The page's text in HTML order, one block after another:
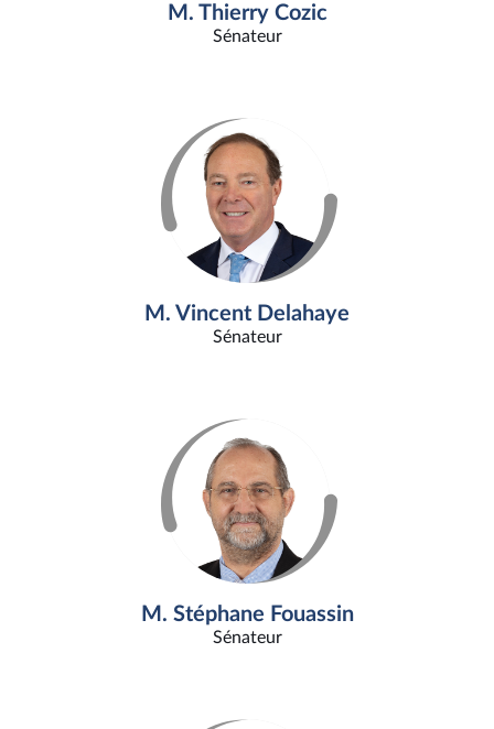
M. Thierry Cozic
Sénateur
M. Vincent Delahaye
Sénateur
M. Stéphane Fouassin
Sénateur